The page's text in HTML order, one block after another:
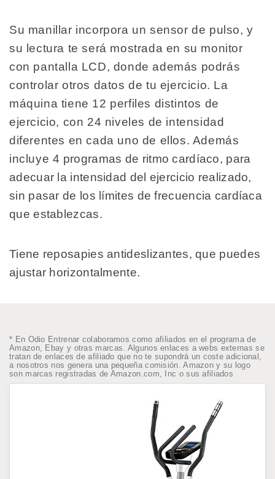
Su manillar incorpora un sensor de pulso, y
su lectura te será mostrada en su monitor
con pantalla LCD, donde además podrás
controlar otros datos de tu ejercicio. La
máquina tiene 12 perfiles distintos de
ejercicio, con 24 niveles de intensidad
diferentes en cada uno de ellos. Además
incluye 4 programas de ritmo cardíaco, para
adecuar la intensidad del ejercicio realizado,
sin pasar de los límites de frecuencia cardíaca
que establezcas.
Tiene reposapies antideslizantes, que puedes
ajustar horizontalmente.
* En Odio Entrenar colaboramos como afiliados en el programa de
Amazon, Ebay y otras marcas. Algunos enlaces a webs externas se
tratan de enlaces de afiliado que no te supondrá un coste adicional,
a nosotros nos genera una pequeña comisión. Amazon y su logo
son marcas registradas de Amazon.com, Inc o sus afiliados